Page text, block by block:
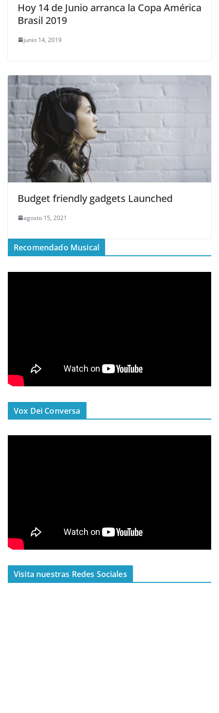
Hoy 14 de Junio arranca la Copa América
Brasil 2019
junio 14, 2019
Budget friendly gadgets Launched
agosto 15, 2021
Recomendado Musical
Vox Dei Conversa
Visita nuestras Redes Sociales